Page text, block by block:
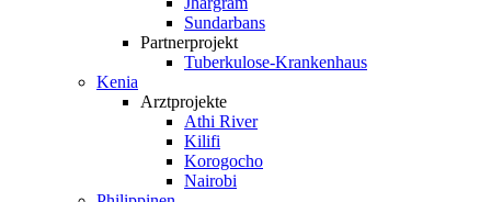
Sundarbans
Partnerprojekt
Tuberkulose-Krankenhaus
Kenia
Arztprojekte
Athi River
Kilifi
Korogocho
Nairobi